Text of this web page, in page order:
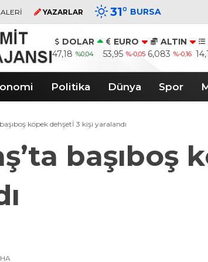
YAZARLAR 31° BURSA
DOLAR
47,18 %0,04
EURO
53,95 %-0,05
ALTIN
6,083 %-0,16
Politika Dünya Spor
köpek dehşetİ 3 kişi yaralandı
başıboş